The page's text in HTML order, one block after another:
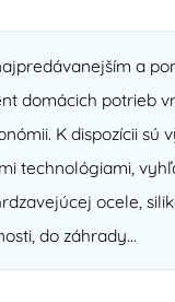
a
domácich potrieb
K dispozícii
technológiami,
ocele,
do záhrady...